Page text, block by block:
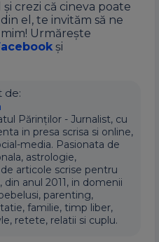
crezi că cineva poate
el, te invităm să ne
Urmărește
și
de:
Părinților - Jurnalist, cu
in presa scrisa si online,
media. Pasionata de
astrologie,
articole scrise pentru
din anul 2011, in domenii
parenting,
familie, timp liber,
retete, relatii si cuplu.